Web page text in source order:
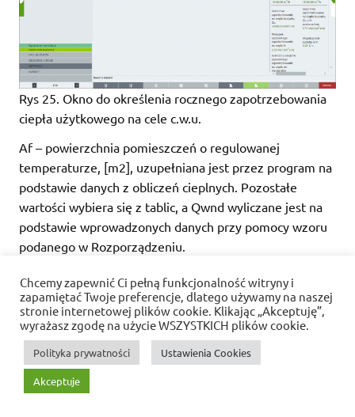
Rys 25. Okno do określenia rocznego zapotrzebowania
ciepła użytkowego na cele c.w.u.
Af – powierzchnia pomieszczeń o regulowanej
temperaturze, [m2], uzupełniana jest przez program na
podstawie danych z obliczeń cieplnych. Pozostałe
wartości wybiera się z tablic, a Qwnd wyliczane jest na
podstawie wprowadzonych danych przy pomocy wzoru
podanego w Rozporządzeniu.
Rodzaj budynku – określony jest w Danych
wejściowych programu.
Jednostkowe dobowe zapotrzebowanie na
c.w.u. – dobowe zapotrzebowanie wody w
odniesieniu do powierzchni, [dm3/(m2· doba)].
Współczynnik korekcyjny ze względu na
przerwy w użytkowaniu c.w.u.
Chcemy zapewnić Ci pełną funkcjonalność witryny i
zapamiętać Twoje preferencje, dlatego używamy na naszej
stronie internetowej plików cookie. Klikając „Akceptuję”,
wyrażasz zgodę na użycie WSZYSTKICH plików cookie.
Polityka prywatności Ustawienia Cookies
Akceptuje